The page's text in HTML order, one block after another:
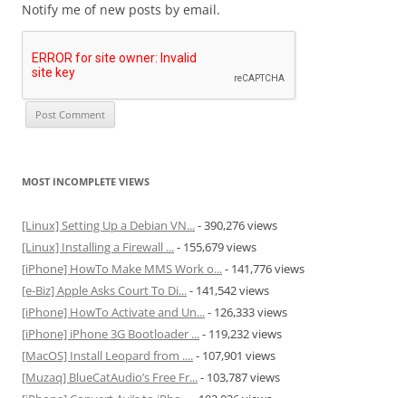
Notify me of new posts by email.
MOST INCOMPLETE VIEWS
[Linux] Setting Up a Debian VN...- 390,276 views
[Linux] Installing a Firewall ...- 155,679 views
[iPhone] HowTo Make MMS Work o...- 141,776 views
[e-Biz] Apple Asks Court To Di...- 141,542 views
[iPhone] HowTo Activate and Un...- 126,333 views
[iPhone] iPhone 3G Bootloader ...- 119,232 views
[MacOS] Install Leopard from ....- 107,901 views
[Muzaq] BlueCatAudio’s Free Fr...- 103,787 views